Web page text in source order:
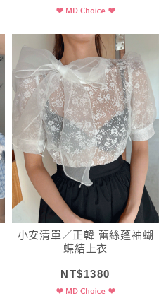
小安清單／正韓 蕾絲蓬袖蝴
蝶結上衣
NT$1380